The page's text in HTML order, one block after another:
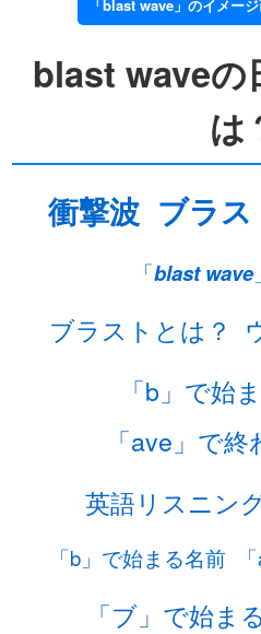
「blast wave」のイメー
blast waveの
は
衝撃波 ブラ
「blast wave
ブラストとは？
「b」で始
「ave」で
英語リスニン
「b」で始まる名前
「ブ」で始ま